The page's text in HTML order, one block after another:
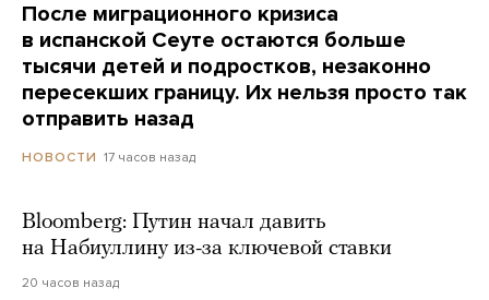
После миграционного кризиса
в испанской Сеуте остаются больше
тысячи детей и подростков, незаконно
пересекших границу. Их нельзя просто так
отправить назад
НОВОСТИ 17 часов назад
Bloomberg: Путин начал давить
на Набиуллину из-за ключевой ставки
20 часов назад